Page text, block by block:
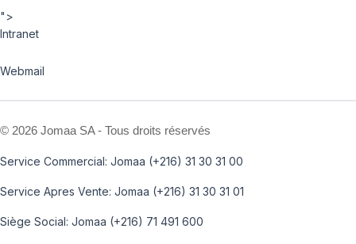
">
Intranet
Webmail
© 2026 Jomaa SA - Tous droits réservés
Service Commercial: Jomaa (+216) 31 30 31 00
Service Apres Vente: Jomaa (+216) 31 30 31 01
Siège Social: Jomaa (+216) 71 491 600